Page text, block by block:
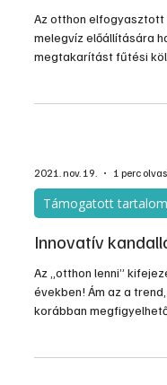
Az otthon
melegvíz előállítására
megtakarítást fűtési
2021. nov. 19. 1 perc
Támogatott tartalom
Innovatív
Az „otthon lenni”
években! Ám az a
korábban